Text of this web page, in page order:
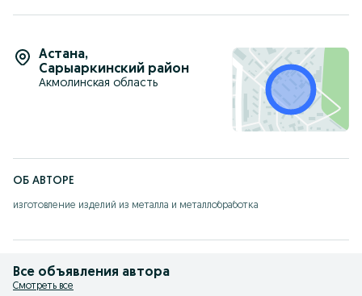
Астана,
Сарыаркинский район
Акмолинская область
ОБ АВТОРЕ
изготовление изделий из металла и металлобработка
Все объявления автора
Смотреть все